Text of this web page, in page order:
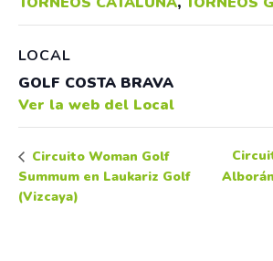
LOCAL
GOLF COSTA BRAVA
Ver la web del Local
Circuito Woman Golf
Summum en Laukariz Golf
(Vizcaya)